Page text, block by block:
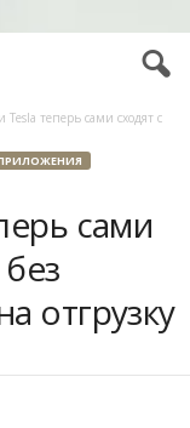
Tesla теперь сами сходят с
сами
отгрузку